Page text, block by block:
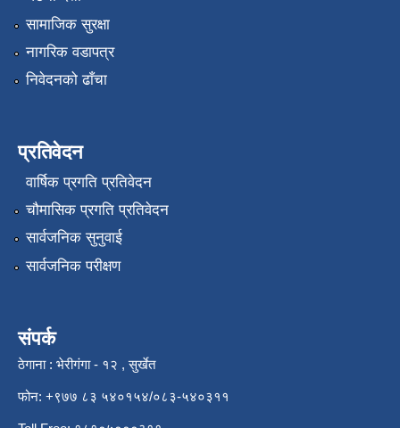
सामाजिक सुरक्षा
नागरिक वडापत्र
निवेदनको ढाँचा
प्रतिवेदन
वार्षिक प्रगति प्रतिवेदन
चौमासिक प्रगति प्रतिवेदन
सार्वजनिक सुनुवाई
सार्वजनिक परीक्षण
संपर्क
ठेगाना : भेरीगंगा - १२ , सुर्खेत
फोन: +९७७ ८३ ५४०१५४/०८३-५४०३११